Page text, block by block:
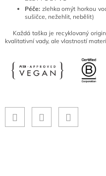
Péče: zlehka omýt horkou
sušičce, nežehlit, nebělit)
Každá taška je recyklovaný
kvalitativní vady, ale vlastností